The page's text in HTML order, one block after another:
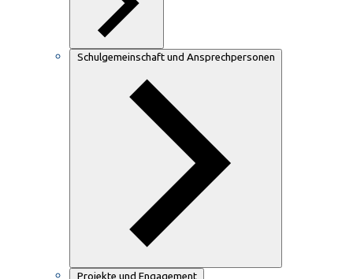
Schulgemeinschaft und Ansprechpersonen
Projekte und Engagement